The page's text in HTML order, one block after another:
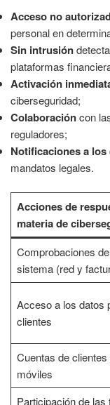
Acceso no
personal en
Sin intrusión
plataformas
Activación
ciberseguridad;
Colaboracióncon
reguladores;
Notificaciones a los
mandatos legales.
Acciones de
materia de
Comprobaciones
sistema (red y
Acceso a los datos
clientes
Cuentas de
móviles
Participación de